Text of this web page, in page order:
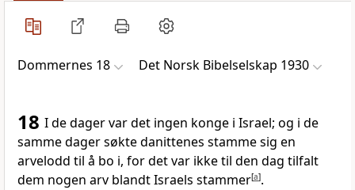
Dommernes 18 Det Norsk Bibelselskap 1930
18 I de dager var det ingen konge i Israel; og i de
samme dager søkte danittenes stamme sig en
arvelodd til å bo i, for det var ikke til den dag tilfalt
dem nogen arv blandt Israels stammer[a].